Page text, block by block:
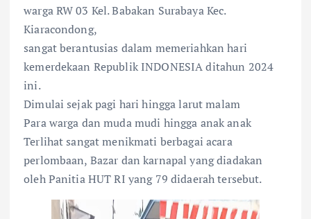
warga RW 03 Kel. Babakan Surabaya Kec.
Kiaracondong,
sangat berantusias dalam memeriahkan hari
kemerdekaan Republik INDONESIA ditahun 2024
ini.
Dimulai sejak pagi hari hingga larut malam
Para warga dan muda mudi hingga anak anak
Terlihat sangat menikmati berbagai acara
perlombaan, Bazar dan karnapal yang diadakan
oleh Panitia HUT RI yang 79 didaerah tersebut.